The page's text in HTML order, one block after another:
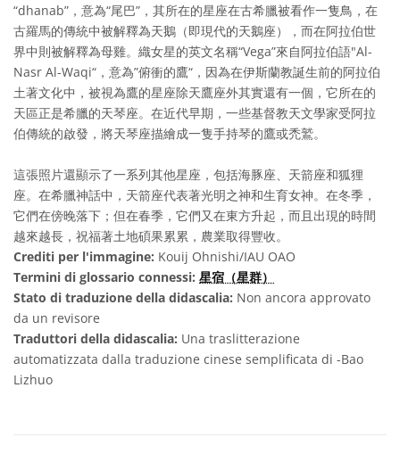
“dhanab”，意為“尾巴”，其所在的星座在古希臘被看作一隻鳥，在
古羅馬的傳統中被解釋為天鵝（即現代的天鵝座），而在阿拉伯世
界中則被解釋為母雞。織女星的英文名稱“Vega”來自阿拉伯語"Al-
Nasr Al-Waqi“，意為”俯衝的鷹“，因為在伊斯蘭教誕生前的阿拉伯
土著文化中，被視為鷹的星座除天鷹座外其實還有一個，它所在的
天區正是希臘的天琴座。在近代早期，一些基督教天文學家受阿拉
伯傳統的啟發，將天琴座描繪成一隻手持琴的鷹或禿鷲。
這張照片還顯示了一系列其他星座，包括海豚座、天箭座和狐狸
座。在希臘神話中，天箭座代表著光明之神和生育女神。在冬季，
它們在傍晚落下；但在春季，它們又在東方升起，而且出現的時間
越來越長，祝福著土地碩果累累，農業取得豐收。
Crediti per l'immagine: Kouij Ohnishi/IAU OAO
Termini di glossario connessi: 星宿（星群）
Stato di traduzione della didascalia: Non ancora approvato
da un revisore
Traduttori della didascalia: Una traslitterazione
automatizzata dalla traduzione cinese semplificata di -Bao
Lizhuo